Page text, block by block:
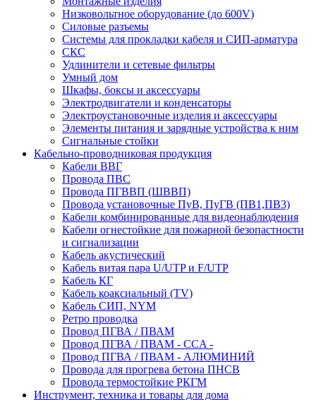
Низковольтное оборудование (до 600V)
Силовые разъемы
Системы для прокладки кабеля и СИП-арматура
СКС
Удлинители и сетевые фильтры
Умный дом
Шкафы, боксы и аксессуары
Электродвигатели и конденсаторы
Электроустановочные изделия и аксессуары
Элементы питания и зарядные устройства к ним
Сигнальные стойки
Кабельно-проводниковая продукция
Кабели ВВГ
Провода ПВС
Провода ПГВВП (ШВВП)
Провода установочные ПуВ, ПуГВ (ПВ1,ПВ3)
Кабели комбинированные для видеонаблюдения
Кабели огнестойкие для пожарной безопастности
и сигнализации
Кабель акустический
Кабель витая пара U/UTP и F/UTP
Кабель КГ
Кабель коаксиальный (TV)
Кабель СИП, NYM
Ретро проводка
Провод ПГВА / ПВАМ
Провод ПГВА / ПВАМ - CCA -
Провод ПГВА / ПВАМ - АЛЮМИНИЙ
Провода для прогрева бетона ПНСВ
Провода термостойкие РКГМ
Инструмент, техника и товары для дома